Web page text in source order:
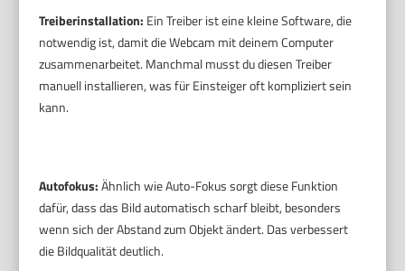
Treiberinstallation: Ein Treiber ist eine kleine Software, die
notwendig ist, damit die Webcam mit deinem Computer
zusammenarbeitet. Manchmal musst du diesen Treiber
manuell installieren, was für Einsteiger oft kompliziert sein
kann.
Autofokus:Ähnlich wie Auto-Fokus sorgt diese Funktion
dafür, dass das Bild automatisch scharf bleibt, besonders
wenn sich der Abstand zum Objekt ändert. Das verbessert
die Bildqualität deutlich.